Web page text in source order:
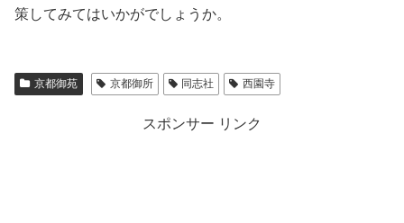
策してみてはいかがでしょうか。
京都御苑 京都御所 同志社 西園寺
スポンサー リンク